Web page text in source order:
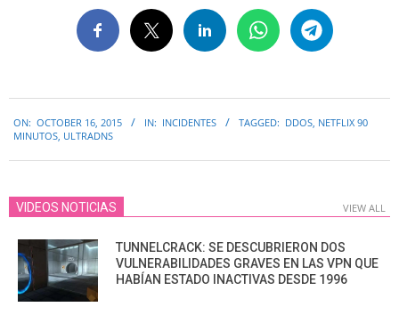
10-
ON: OCTOBER 16, 2015 IN: INCIDENTES TAGGED: DDOS, NETFLIX 90
MINUTOS, ULTRADNS
VIDEOS NOTICIAS VIEW ALL
TUNNELCRACK: SE DESCUBRIERON DOS
VULNERABILIDADES GRAVES EN LAS VPN QUE
HABÍAN ESTADO INACTIVAS DESDE 1996